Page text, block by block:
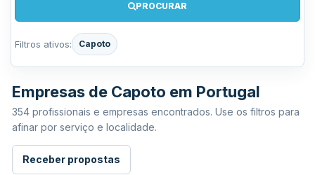
PROCURAR
Filtros ativos: Capoto
Empresas de Capoto em Portugal
354 profissionais e empresas encontrados. Use os filtros para
afinar por serviço e localidade.
Receber propostas